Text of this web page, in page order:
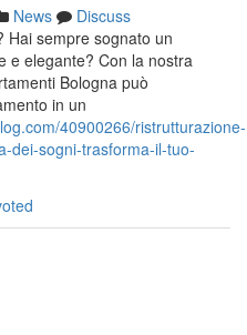
News
Discuss
Hai sempre sognato un
e elegante? Con la nostra
Bologna può
in un
40900266/ristrutturazione-
dei-sogni-trasforma-il-tuo-